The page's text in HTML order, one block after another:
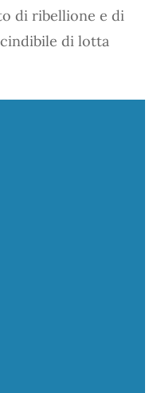
di ribellione e di
di lotta